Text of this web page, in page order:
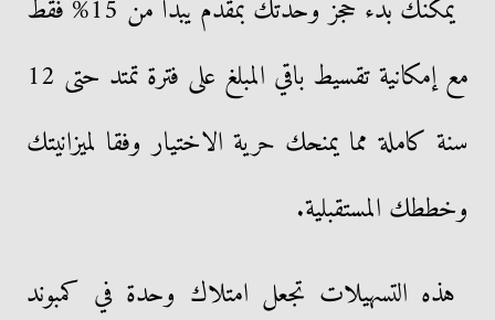
يمكنك بدء حجز وحدتك بمقدم يبدأ من 15% فقط
مع إمكانية تقسيط باقي المبلغ على فترة تمتد حتى 12
سنة كاملة مما يمنحك حرية الاختيار وفقا لميزانيتك
وخططك المستقبلية.
هذه التسهيلات تجعل امتلاك وحدة في كمبوند